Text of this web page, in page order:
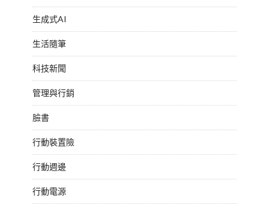
生成式AI
生活隨筆
科技新聞
管理與行銷
臉書
行動裝置險
行動週邊
行動電源